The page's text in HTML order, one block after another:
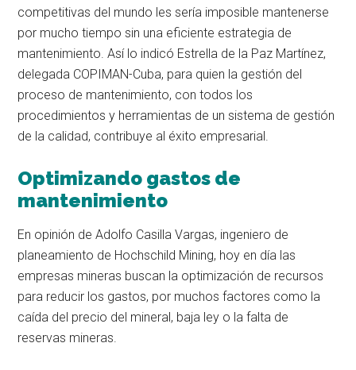
competitivas del mundo les sería imposible mantenerse
por mucho tiempo sin una eficiente estrategia de
mantenimiento. Así lo indicó Estrella de la Paz Martínez,
delegada COPIMAN-Cuba, para quien la gestión del
proceso de mantenimiento, con todos los
procedimientos y herramientas de un sistema de gestión
de la calidad, contribuye al éxito empresarial.
Optimizando gastos de
mantenimiento
En opinión de Adolfo Casilla Vargas, ingeniero de
planeamiento de Hochschild Mining, hoy en día las
empresas mineras buscan la optimización de recursos
para reducir los gastos, por muchos factores como la
caída del precio del mineral, baja ley o la falta de
reservas mineras.